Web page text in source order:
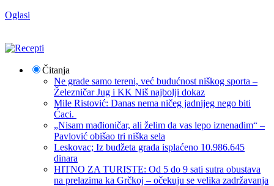
Oglasi
Čitanja
Ne grade samo tereni, već budućnost niškog sporta –
Železničar Jug i KK Niš najbolji dokaz
Mile Ristović: Danas nema ničeg jadnijeg nego biti
Ćaci.
„Nisam mađioničar, ali želim da vas lepo iznenadim“ –
Pavlović obišao tri niška sela
Leskovac; Iz budžeta grada isplaćeno 10.986.645
dinara
HITNO ZA TURISTE: Od 5 do 9 sati sutra obustava
na prelazima ka Grčkoj – očekuju se velika zadržavanja